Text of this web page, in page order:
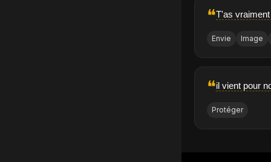
❝T'as
Envie Image
❝il vient pour
Protéger